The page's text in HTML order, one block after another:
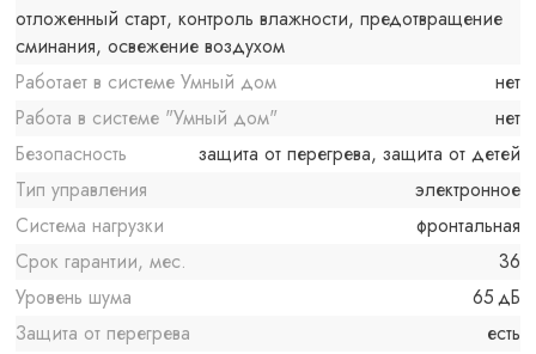
отложенный старт, контроль влажности, предотвращение
сминания, освежение воздухом
Работает в системе Умный дом
нет
Работа в системе "Умный дом"
нет
Безопасность
защита от перегрева, защита от детей
Тип управления
электронное
Система нагрузки
фронтальная
Срок гарантии, мес.
36
Уровень шума
65 дБ
Защита от перегрева
есть